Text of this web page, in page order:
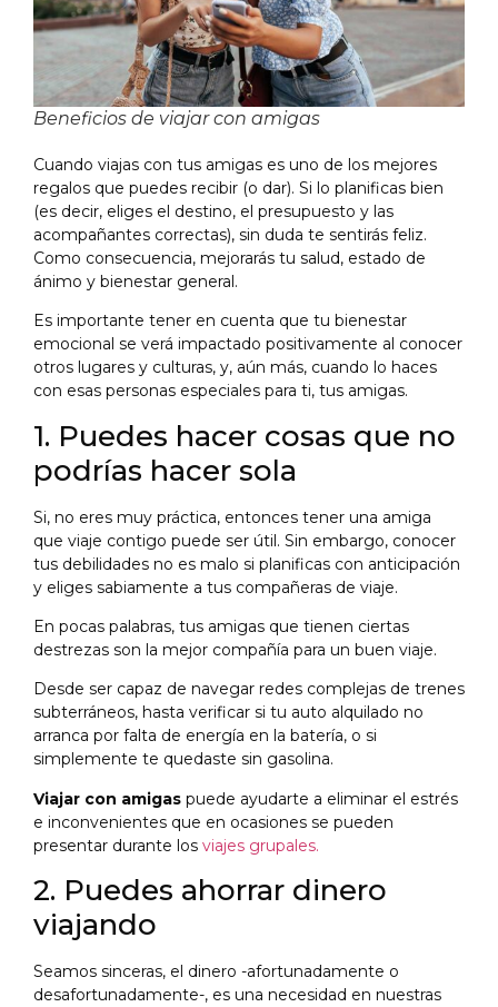
Beneficios de viajar con amigas
Cuando viajas con tus amigas es uno de los mejores
regalos que puedes recibir (o dar). Si lo planificas bien
(es decir, eliges el destino, el presupuesto y las
acompañantes correctas), sin duda te sentirás feliz.
Como consecuencia, mejorarás tu salud, estado de
ánimo y bienestar general.
Es importante tener en cuenta que tu bienestar
emocional se verá impactado positivamente al conocer
otros lugares y culturas, y, aún más, cuando lo haces
con esas personas especiales para ti, tus amigas.
1. Puedes hacer cosas que no
podrías hacer sola
Si, no eres muy práctica, entonces tener una amiga
que viaje contigo puede ser útil. Sin embargo, conocer
tus debilidades no es malo si planificas con anticipación
y eliges sabiamente a tus compañeras de viaje.
En pocas palabras, tus amigas que tienen ciertas
destrezas son la mejor compañía para un buen viaje.
Desde ser capaz de navegar redes complejas de trenes
subterráneos, hasta verificar si tu auto alquilado no
arranca por falta de energía en la batería, o si
simplemente te quedaste sin gasolina.
Viajar con amigas puede ayudarte a eliminar el estrés
e inconvenientes que en ocasiones se pueden
presentar durante los viajes grupales.
2. Puedes ahorrar dinero
viajando
Seamos sinceras, el dinero -afortunadamente o
desafortunadamente-, es una necesidad en nuestras